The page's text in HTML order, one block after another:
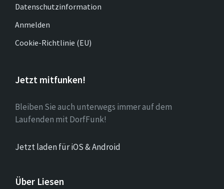
Datenschutzinformation
Anmelden
Cookie-Richtlinie (EU)
Jetzt mitfunken!
Bleiben Sie auch unterwegs immer auf dem
Laufenden mit DorfFunk!
Jetzt laden für iOS & Android
Über Liesen